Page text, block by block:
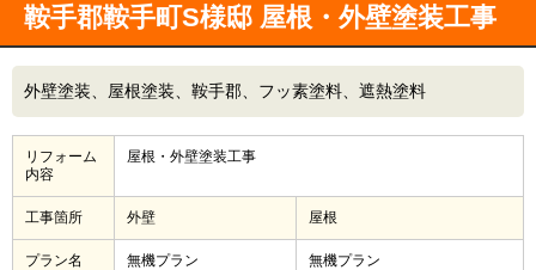
鞍手郡鞍手町S様邸 屋根・外壁塗装工事
外壁塗装 屋根塗装 鞍手郡 フッ素塗料 遮熱塗料
リフォーム
内容
屋根・外壁塗装工事
工事箇所 外壁 屋根
プラン名 無機プラン 無機プラン